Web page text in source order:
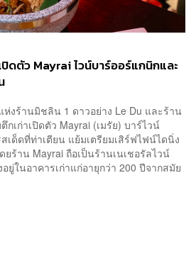
ดตัว Mayrai ไวน์บาร์ออร์แกนิกและ
งร้านมิชลิน 1 ดาวอย่าง Le Du และร้าน
เก่าเปิดตัว Mayrai (เมรัย) บาร์ไวน์
เด็ดที่ท่าเตียน แย้มเตรียมเสิร์ฟไฟน์ไดนิ่ง
าน Mayrai ถือเป็นร้านเนเชอรัลไวน์
ยู่ในอาคารเก่าแก่อายุกว่า 200 ปีจากสมัย